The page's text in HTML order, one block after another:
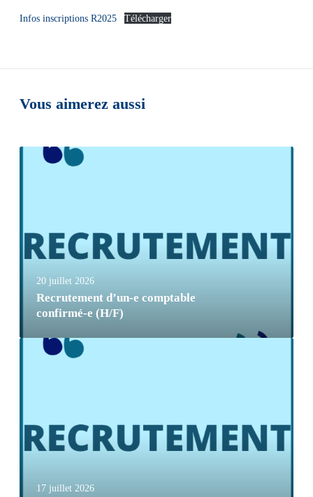
Infos inscriptions R2025 Télécharger
Vous aimerez aussi
20 juillet 2026
Recrutement d’un-e comptable
confirmé-e (H/F)
17 juillet 2026